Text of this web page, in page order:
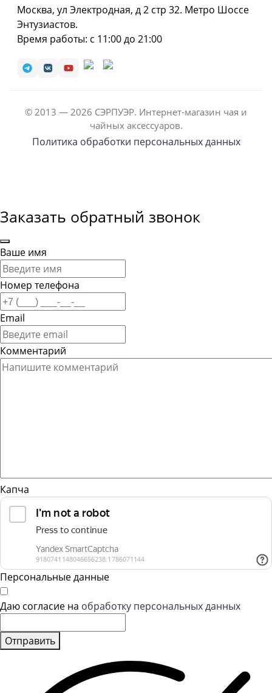
Москва, ул Электродная, д 2 стр 32. Метро Шоссе
Энтузиастов.
Время работы: с 11:00 до 21:00
© 2013 — 2026 СЭРПУЭР. Интернет-магазин чая и
чайных аксессуаров.
Политика обработки персональных данных
Заказать обратный звонок
Ваше имя
Номер телефона
Email
Комментарий
Капча
Персональные данные
Даю согласие на обработку персональных данных
Отправить